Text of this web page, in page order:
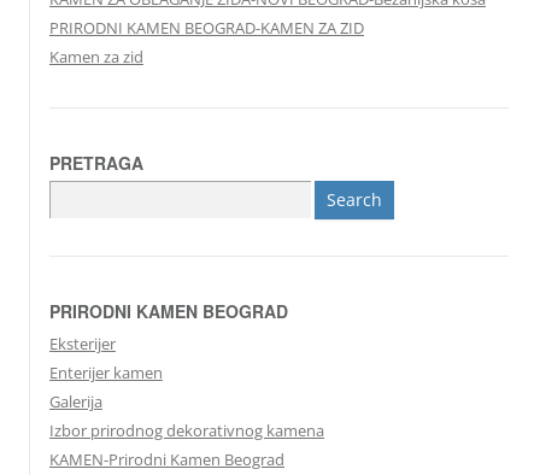
PRIRODNI KAMEN BEOGRAD-KAMEN ZA ZID
Kamen za zid
PRETRAGA
for:
PRIRODNI KAMEN BEOGRAD
Eksterijer
Enterijer kamen
Galerija
Izbor prirodnog dekorativnog kamena
KAMEN-Prirodni Kamen Beograd